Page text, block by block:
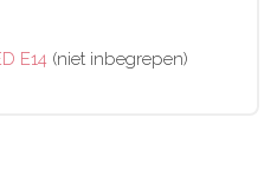
E14 (niet inbegrepen)